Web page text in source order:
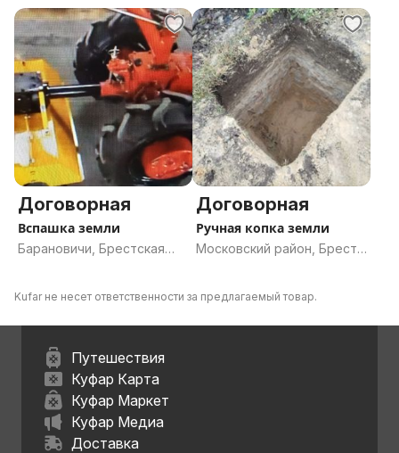
Договорная
Вспашка земли
Барановичи, Брестская
Договорная
Ручная копка земли
Московский район, Брест,
Kufar не несет ответственности за предлагаемый товар.
Путешествия
Куфар Карта
Куфар Маркет
Куфар Медиа
Доставка